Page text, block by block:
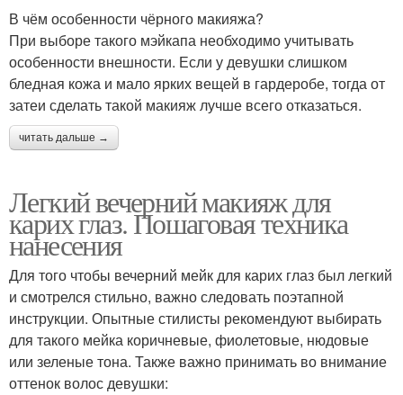
В чём особенности чёрного макияжа?
При выборе такого мэйкапа необходимо учитывать
особенности внешности. Если у девушки слишком
бледная кожа и мало ярких вещей в гардеробе, тогда от
затеи сделать такой макияж лучше всего отказаться.
читать дальше →
Легкий вечерний макияж для
карих глаз. Пошаговая техника
нанесения
Для того чтобы вечерний мейк для карих глаз был легкий
и смотрелся стильно, важно следовать поэтапной
инструкции. Опытные стилисты рекомендуют выбирать
для такого мейка коричневые, фиолетовые, нюдовые
или зеленые тона. Также важно принимать во внимание
оттенок волос девушки: